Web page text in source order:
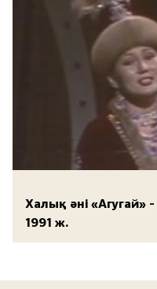
Халық әні «Агугай»
1991 ж.